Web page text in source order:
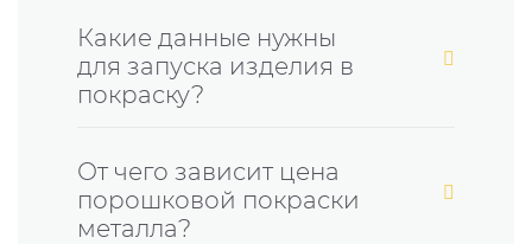
Какие данные нужны
для запуска изделия в
покраску?
От чего зависит цена
порошковой покраски
металла?